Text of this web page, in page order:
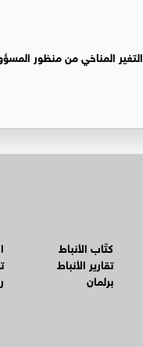
التغير المناخي من منظور
كتّاب الأنباط
تقارير الأنباط
برلمان